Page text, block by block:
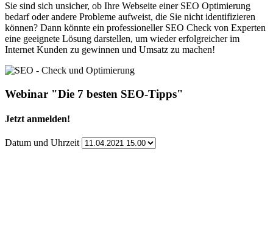
Sie sind sich unsicher, ob Ihre Webseite einer SEO Optimierung
bedarf oder andere Probleme aufweist, die Sie nicht identifizieren
können? Dann könnte ein professioneller SEO Check von Experten
eine geeignete Lösung darstellen, um wieder erfolgreicher im
Internet Kunden zu gewinnen und Umsatz zu machen!
Webinar "Die 7 besten SEO-Tipps"
Jetzt anmelden!
Datum und Uhrzeit